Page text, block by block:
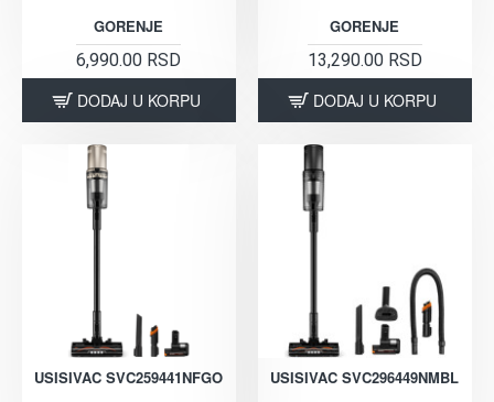
GORENJE
6,990.00 RSD
DODAJ U KORPU
GORENJE
13,290.00 RSD
DODAJ U KORPU
USISIVAC SVC259441NFGO
USISIVAC SVC296449NMBL